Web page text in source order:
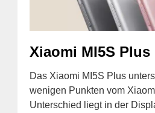
Xiaomi MI5S Plus
Das Xiaomi MI5S Plus
wenigen Punkten vom
Unterschied liegt in der